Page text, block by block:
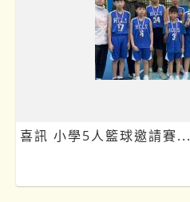
喜訊 小學5人籃球邀請賽...